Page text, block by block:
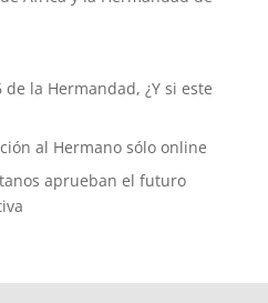
la Hermandad, ¿Y si este
al Hermano sólo online
aprueban el futuro